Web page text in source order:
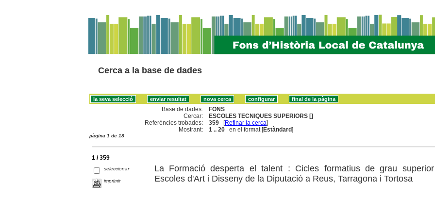
Cerca a la base de dades
Base de dades:
FONS
Cercar:
ESCOLES TECNIQUES SUPERIORS []
Referències trobades:
359 [Refinar la cerca]
Mostrant:
1 .. 20 en el format [Estàndard]
pàgina 1 de 18
1 / 359
seleccionar
imprimir
La Formació desperta el talent : Cicles formatius de grau
Escoles d'Art i Disseny de la Diputació a Reus, Tarragona i Tortosa